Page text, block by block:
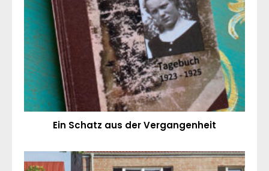
Ein Schatz aus der Vergangenheit